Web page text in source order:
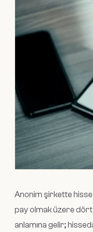
Anonim şirkette hisse
pay olmak üzere dört
anlamına gelir;